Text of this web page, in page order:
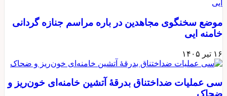
موضع سخنگوی مجاهدین در باره مراسم جنازه گردانی
خامنه ایی
۱۶ تیر ۱۴۰۵
سی عملیات ضداختناق بدرقهٔ آتشین خامنه‌ای خون‌ریز و